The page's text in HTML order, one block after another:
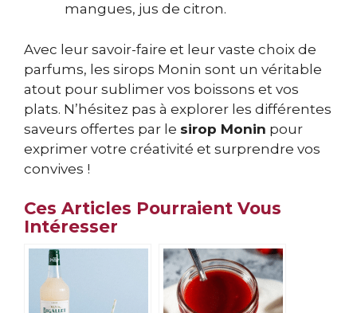
mangues, jus de citron.
Avec leur savoir-faire et leur vaste choix de
parfums, les sirops Monin sont un véritable
atout pour sublimer vos boissons et vos
plats. N’hésitez pas à explorer les différentes
saveurs offertes par le sirop Monin pour
exprimer votre créativité et surprendre vos
convives !
Ces Articles Pourraient Vous
Intéresser